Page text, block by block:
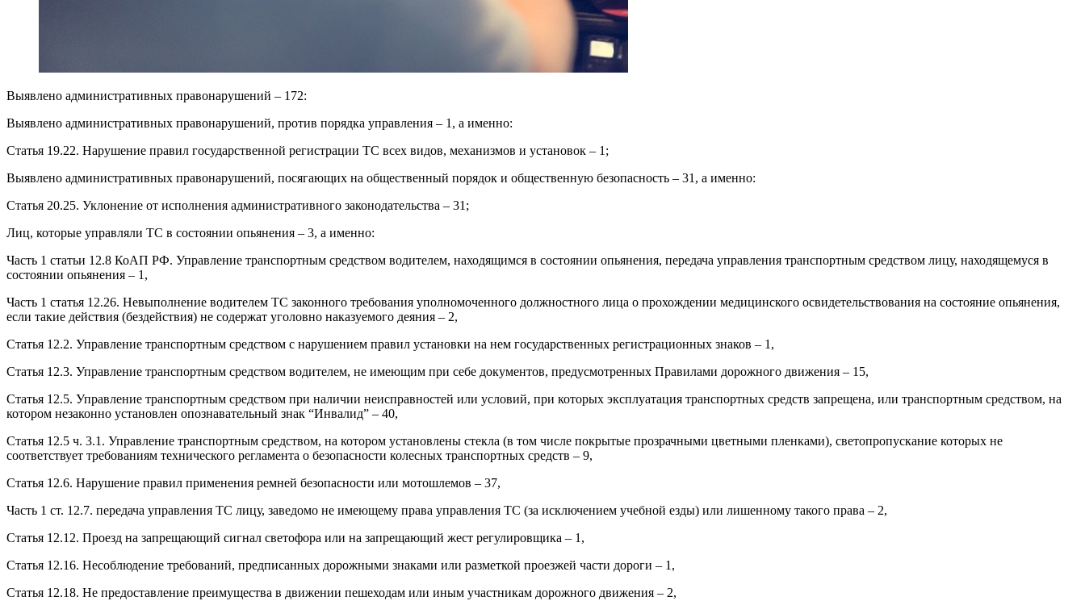
Выявлено административных правонарушений – 172:
Выявлено административных правонарушений, против порядка управления – 1, а именно:
Статья 19.22. Нарушение правил государственной регистрации ТС всех видов, механизмов и установок – 1;
Выявлено административных правонарушений, посягающих на общественный порядок и общественную безопасность – 31, а именно:
Статья 20.25. Уклонение от исполнения административного законодательства – 31;
Лиц, которые управляли ТС в состоянии опьянения – 3, а именно:
Часть 1 статьи 12.8 КоАП РФ. Управление транспортным средством водителем, находящимся в состоянии опьянения, передача управления транспортным средством лицу, находящемуся в
состоянии опьянения – 1,
Часть 1 статья 12.26. Невыполнение водителем ТС законного требования уполномоченного должностного лица о прохождении медицинского освидетельствования на состояние опьянения,
если такие действия (бездействия) не содержат уголовно наказуемого деяния – 2,
Статья 12.2. Управление транспортным средством с нарушением правил установки на нем государственных регистрационных знаков – 1,
Статья 12.3. Управление транспортным средством водителем, не имеющим при себе документов, предусмотренных Правилами дорожного движения – 15,
Статья 12.5. Управление транспортным средством при наличии неисправностей или условий, при которых эксплуатация транспортных средств запрещена, или транспортным средством, на
котором незаконно установлен опознавательный знак “Инвалид” – 40,
Статья 12.5 ч. 3.1. Управление транспортным средством, на котором установлены стекла (в том числе покрытые прозрачными цветными пленками), светопропускание которых не
соответствует требованиям технического регламента о безопасности колесных транспортных средств – 9,
Статья 12.6. Нарушение правил применения ремней безопасности или мотошлемов – 37,
Часть 1 ст. 12.7. передача управления ТС лицу, заведомо не имеющему права управления ТС (за исключением учебной езды) или лишенному такого права – 2,
Статья 12.12. Проезд на запрещающий сигнал светофора или на запрещающий жест регулировщика – 1,
Статья 12.16. Несоблюдение требований, предписанных дорожными знаками или разметкой проезжей части дороги – 1,
Статья 12.18. Не предоставление преимущества в движении пешеходам или иным участникам дорожного движения – 2,